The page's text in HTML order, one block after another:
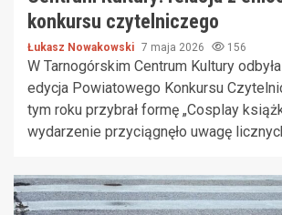
konkursu czytelniczego
Łukasz Nowakowski 7 maja 2026 156
W Tarnogórskim Centrum Kultury
edycja Powiatowego Konkursu
tym roku przybrał formę „Cosplay
wydarzenie przyciągnęło uwagę